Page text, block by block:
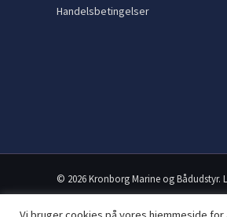
Handelsbetingelser
© 2026 Kronborg Marine og Bådudstyr.